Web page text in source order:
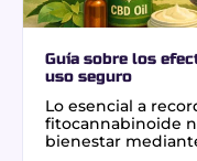
Guía sobre los
uso seguro
Lo esencial a recordar: el CBD
fitocannabinoide
bienestar